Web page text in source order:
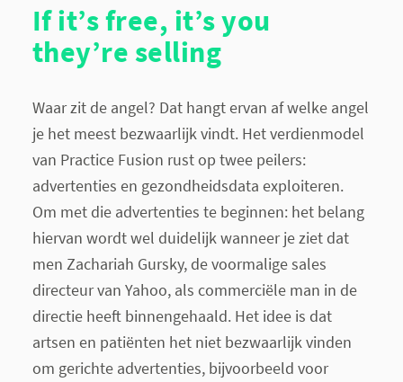
If it’s free, it’s you
they’re selling
Waar zit de angel? Dat hangt ervan af welke angel
je het meest bezwaarlijk vindt. Het verdienmodel
van Practice Fusion rust op twee peilers:
advertenties en gezondheidsdata exploiteren.
Om met die advertenties te beginnen: het belang
hiervan wordt wel duidelijk wanneer je ziet dat
men Zachariah Gursky, de voormalige sales
directeur van Yahoo, als commerciële man in de
directie heeft binnengehaald. Het idee is dat
artsen en patiënten het niet bezwaarlijk vinden
om gerichte advertenties, bijvoorbeeld voor